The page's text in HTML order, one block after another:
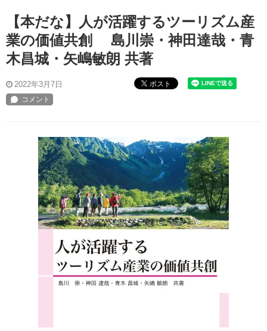
【本だな】人が活躍するツーリズム産
業の価値共創 島川崇・神田達哉・青
木昌城・矢嶋敏朗 共著
2022年3月7日 ポスト